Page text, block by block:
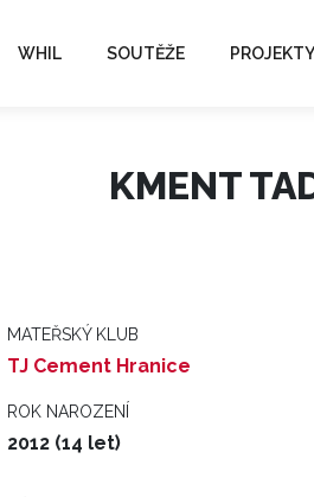
WHIL SOUTĚŽE
KMENT
MATEŘSKÝ KLUB
TJ Cement Hranice
ROK NAROZENÍ
2012 (14 let)